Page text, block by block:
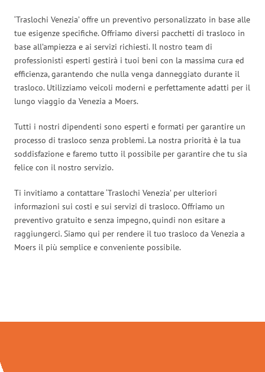
‘Traslochi Venezia’ offre un preventivo personalizzato in base alle
tue esigenze specifiche. Offriamo diversi pacchetti di trasloco in
base all’ampiezza e ai servizi richiesti. Il nostro team di
professionisti esperti gestirà i tuoi beni con la massima cura ed
efficienza, garantendo che nulla venga danneggiato durante il
trasloco. Utilizziamo veicoli moderni e perfettamente adatti per il
lungo viaggio da Venezia a Moers.
Tutti i nostri dipendenti sono esperti e formati per garantire un
processo di trasloco senza problemi. La nostra priorità è la tua
soddisfazione e faremo tutto il possibile per garantire che tu sia
felice con il nostro servizio.
Ti invitiamo a contattare ‘Traslochi Venezia’ per ulteriori
informazioni sui costi e sui servizi di trasloco. Offriamo un
preventivo gratuito e senza impegno, quindi non esitare a
raggiungerci. Siamo qui per rendere il tuo trasloco da Venezia a
Moers il più semplice e conveniente possibile.